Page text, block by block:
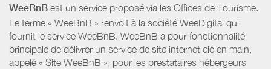
WeeBnB est un service proposé via les Offices de Tourisme.
Le terme « WeeBnB » renvoit à la société WeeDigital qui
fournit le service WeeBnB. WeeBnB a pour fonctionnalité
principale de délivrer un service de site internet clé en main,
appelé « Site WeeBnB », pour les prestataires hébergeurs